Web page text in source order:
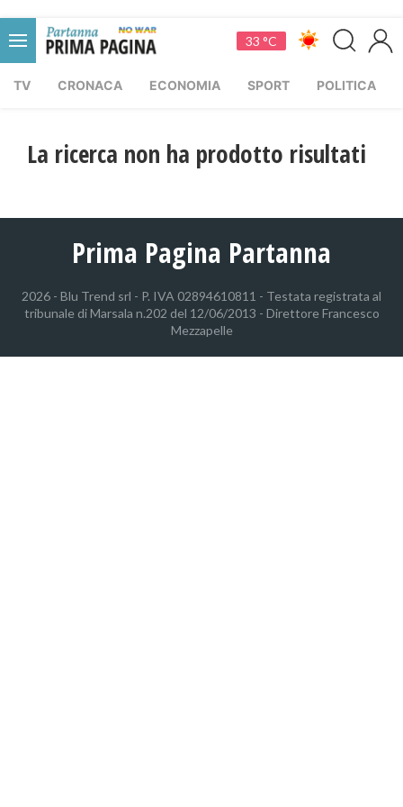
33 °C
TV CRONACA ECONOMIA SPORT POLITICA
La ricerca non ha prodotto risultati
Prima Pagina Partanna
2026 - Blu Trend srl - P. IVA 02894610811 - Testata registrata al
tribunale di Marsala n.202 del 12/06/2013 - Direttore Francesco
Mezzapelle